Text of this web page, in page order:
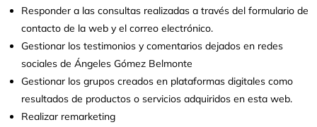
Responder a las consultas realizadas a través del formulario de
contacto de la web y el correo electrónico.
Gestionar los testimonios y comentarios dejados en redes
sociales de Ángeles Gómez Belmonte
Gestionar los grupos creados en plataformas digitales como
resultados de productos o servicios adquiridos en esta web.
Realizar remarketing